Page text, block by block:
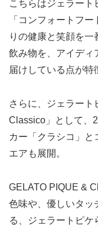
こちらはジェラート
「コンフォートフ
りの健康と笑顔を一
飲み物を、アイディ
届けしている点が特
さらに、ジェラート
Classico」として、
カー「クラシコ」と
エアも展開。
GELATO PIQUE &
色味や、優しいタッ
る、ジェラートピケ